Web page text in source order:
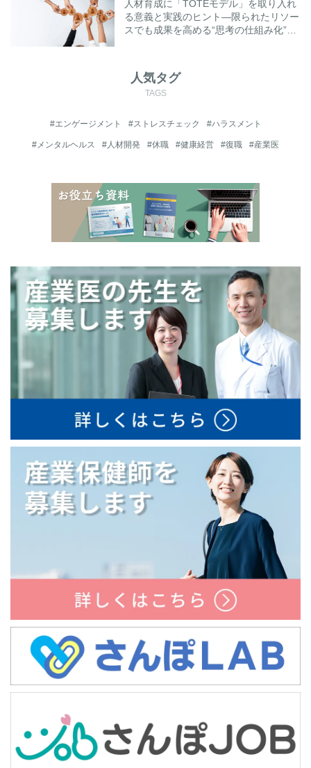
人材育成に「TOTEモデル」を取り入れ
る意義と実践のヒント―限られたリソー
スでも成果を高める“思考の仕組み化”と
人気タグ
TAGS
#エンゲージメント #ストレスチェック #ハラスメント
#メンタルヘルス #人材開発 #休職 #健康経営 #復職 #産業医